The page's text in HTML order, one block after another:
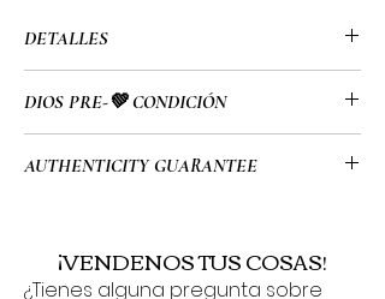
DETALLES
• Louis Vuitton
• Viene con certificado de autenticidad
DIOS PRE-💚 CONDICIÓN
- El artículo ha sido usado y tiene una
- Pequeños roces en los bordes.
- Sin rasgaduras, desgarros, agujeros ni
AUTHENTICITY GUARANTEE
highly trained team which allows me to
¡VENDENOS TUS COSAS!
¿Tienes alguna pregunta sobre